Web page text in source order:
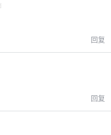
回复
回复